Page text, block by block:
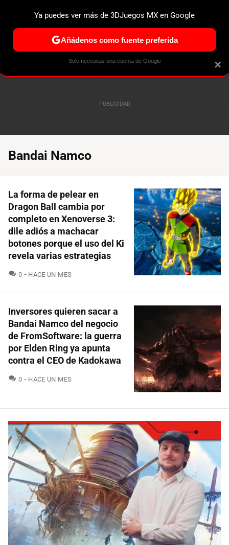
ESPECIALES PS5 NINTENDO SWITCH 2 XBOX
Bandai Namco
La forma de pelear en
Dragon Ball cambia por
completo en Xenoverse 3:
dile adiós a machacar
botones porque el uso del Ki
revela varias estrategias
0 COMENTARIOS
HACE UN MES
Inversores quieren sacar a
Bandai Namco del negocio
de FromSoftware: la guerra
por Elden Ring ya apunta
contra el CEO de Kadokawa
0 COMENTARIOS
HACE UN MES
×
Ya puedes ver más de 3DJuegos MX en Google
Añádenos como fuente preferida
Solo necesitas una cuenta de Google